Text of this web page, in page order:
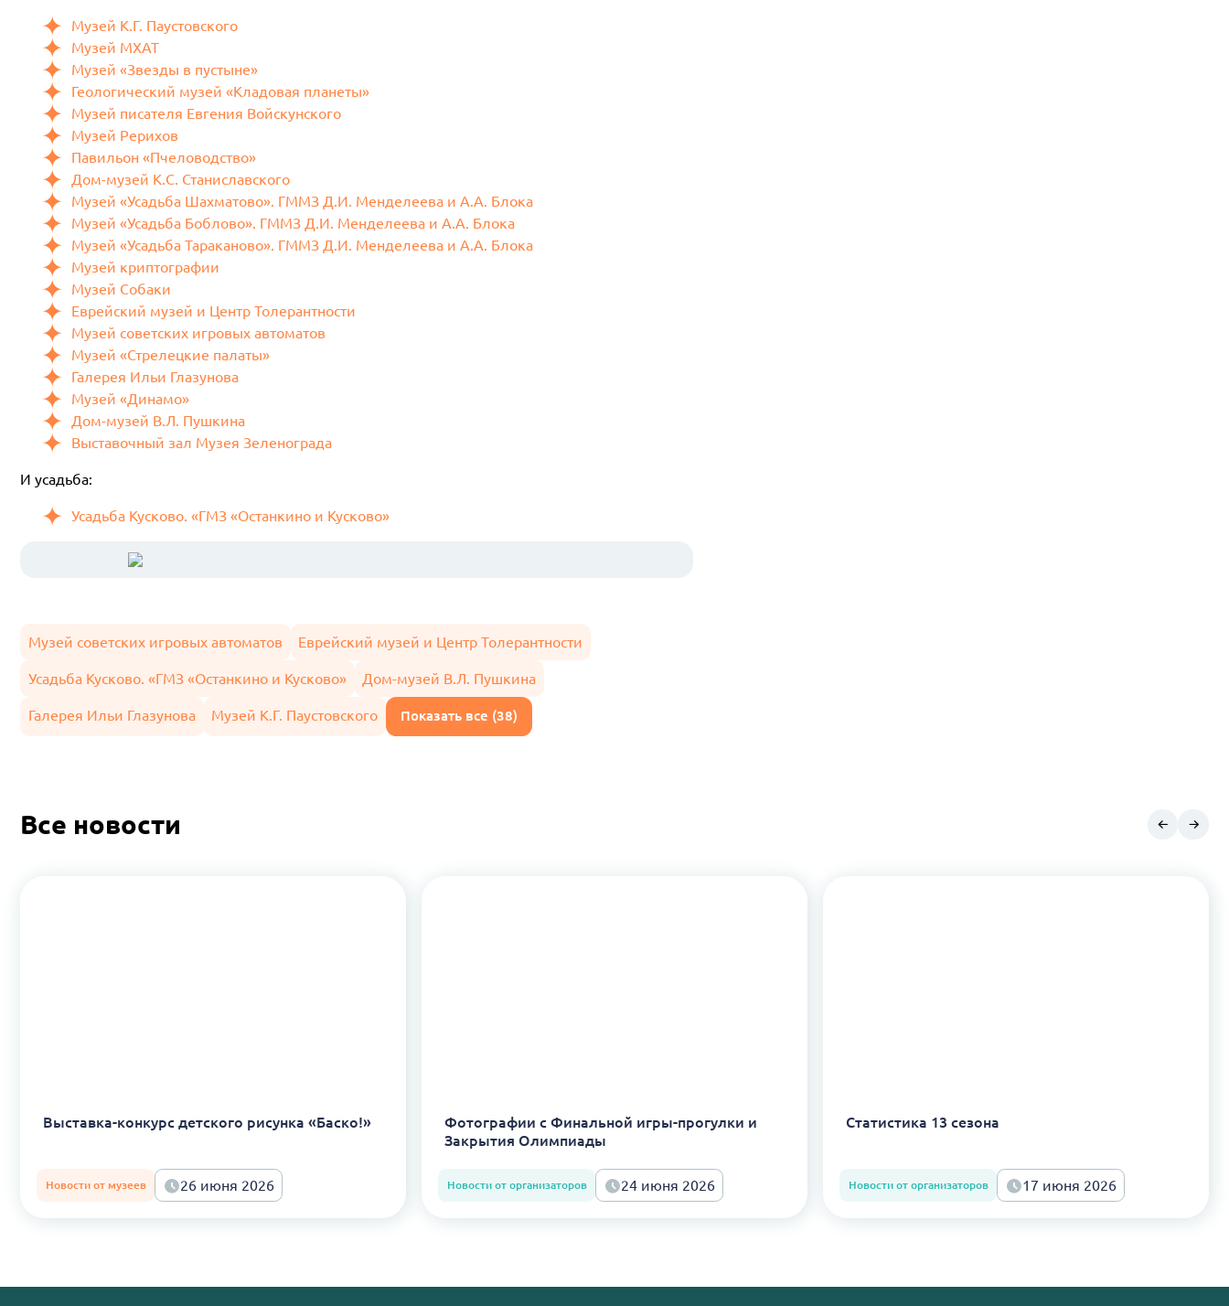
Музей К.Г. Паустовского
Музей МХАТ
Музей «Звезды в пустыне»
Геологический музей «Кладовая планеты»
Музей писателя Евгения Войскунского
Музей Рерихов
Павильон «Пчеловодство»
Дом-музей К.С. Станиславского
Музей «Усадьба Шахматово». ГММЗ Д.И. Менделеева и А.А. Блока
Музей «Усадьба Боблово». ГММЗ Д.И. Менделеева и А.А. Блока
Музей «Усадьба Тараканово». ГММЗ Д.И. Менделеева и А.А. Блока
Музей криптографии
Музей Собаки
Еврейский музей и Центр Толерантности
Музей советских игровых автоматов
Музей «Стрелецкие палаты»
Галерея Ильи Глазунова
Музей «Динамо»
Дом-музей В.Л. Пушкина
Выставочный зал Музея Зеленограда
И усадьба:
Усадьба Кусково. «ГМЗ «Останкино и Кусково»
Музей советских игровых автоматов Еврейский музей и Центр Толерантности
Усадьба Кусково. «ГМЗ «Останкино и Кусково» Дом-музей В.Л. Пушкина
Галерея Ильи Глазунова Музей К.Г. Паустовского Показать все (38)
Все новости
Выставка-конкурс детского рисунка «Баско!»
Новости от музеев 26 июня 2026
Фотографии с Финальной игры-прогулки и
Закрытия Олимпиады
Новости от организаторов 24 июня 2026
Статистика 13 сезона
Новости от организаторов 17 июня 2026